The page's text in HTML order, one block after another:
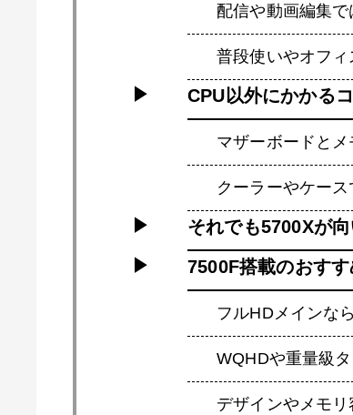
配信や動画編集で
普段使いやオフ
CPU以外にかかる
マザーボードと
クーラーやケー
それでも5700Xが
7500F搭載のおす
フルHDメインな
WQHDや重量級
デザインやメモ